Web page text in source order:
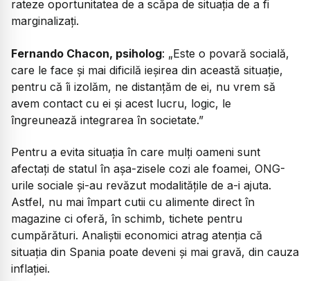
rateze oportunitatea de a scăpa de situația de a fi
marginalizați.
Fernando Chacon, psiholog: „Este o povară socială,
care le face și mai dificilă ieșirea din această situație,
pentru că îi izolăm, ne distanțăm de ei, nu vrem să
avem contact cu ei și acest lucru, logic, le
îngreunează integrarea în societate.”
Pentru a evita situația în care mulți oameni sunt
afectați de statul în așa-zisele cozi ale foamei, ONG-
urile sociale și-au revăzut modalitățile de a-i ajuta.
Astfel, nu mai împart cutii cu alimente direct în
magazine ci oferă, în schimb, tichete pentru
cumpărături. Analiștii economici atrag atenția că
situația din Spania poate deveni și mai gravă, din cauza
inflației.